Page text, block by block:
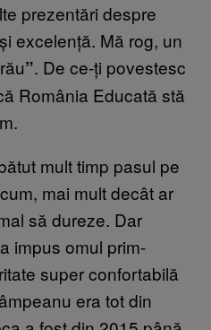
prezentări despre
excelență. Mă rog, un
”. De ce-ți povestesc
România Educată stă
mult timp pasul pe
mai mult decât ar
să dureze. Dar
impus omul prim-
super confortabilă
era tot din